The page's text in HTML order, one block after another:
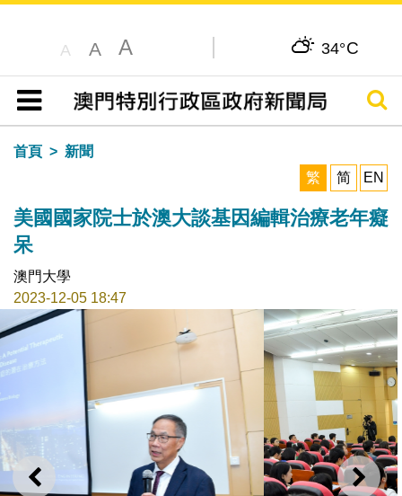
A A A 34°C
目錄
搜尋
首頁
新聞
繁
简 EN
美國國家院士於澳大談基因編輯治療老年癡
呆
澳門大學
2023-12-05 18:47
上一則 下一